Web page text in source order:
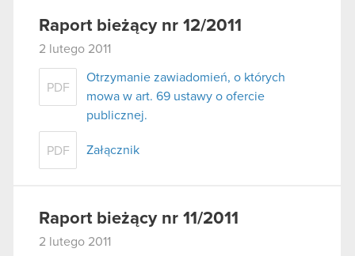
Raport bieżący nr 12/2011
2 lutego 2011
PDF
Otrzymanie zawiadomień, o których
mowa w art. 69 ustawy o ofercie
publicznej.
PDF Załącznik
Raport bieżący nr 11/2011
2 lutego 2011